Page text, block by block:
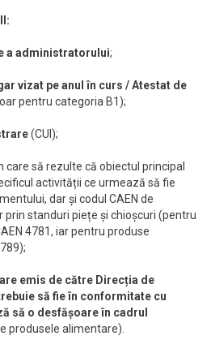
a administratorului;
vizat pe anul în curs / Atestat de
pentru categoria B1);
(CUI);
care să rezulte că obiectul principal
activității ce urmează să fie
dar și codul CAEN de
standuri piețe și chioșcuri (pentru
4781, iar pentru produse
emis de către Direcția de
să fie în conformitate cu
să o desfășoare în cadrul
produsele alimentare).